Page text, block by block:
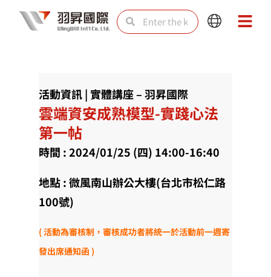
SearchSearch
Main
Main
活動資訊 | 實體講座 – 羽昇國際
雲端資安成熟模型-實踐心法
第一帖
時間 : 2024/01/25 (四) 14:00-16:40
地點 : 微風南山辦公大樓(台北市松仁路
100號)
( 活動為審核制，審核成功者將統一於活動前一週寄
發出席通知函 )